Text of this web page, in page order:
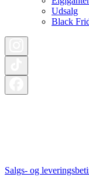
Udsalg
Black
Salgs- og